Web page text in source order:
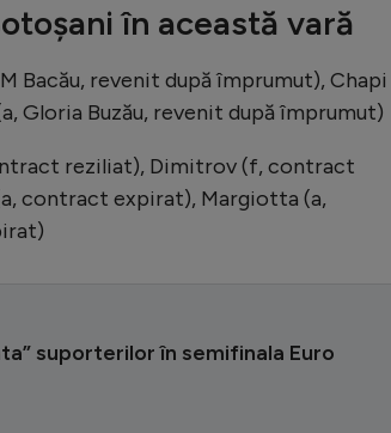
în această vară
Bacău, revenit după împrumut), Chapi
Gloria Buzău, revenit după împrumut)
reziliat), Dimitrov (f, contract
contract expirat), Margiotta (a,
suporterilor în semifinala Euro